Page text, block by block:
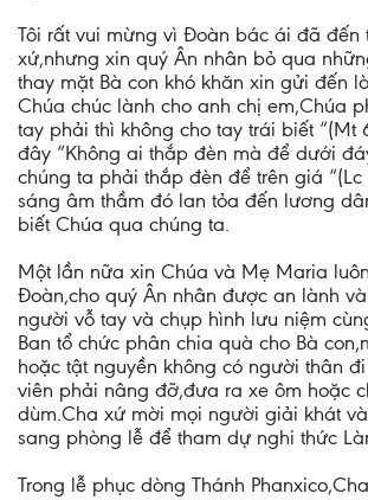
Tôi rất vui mừng vì Đoàn bác ái đã đến
xứ,nhưng xin quý Ân nhân bỏ qua
thay mặt Bà con khó khăn xin gửi đến
Chúa chúc lành cho anh chị em,Chúa
tay phải thì không cho tay trái biết “(Mt
đây “Không ai thắp đèn mà để dưới
chúng ta phải thắp đèn để trên giá “(Lc
sáng âm thầm đó lan tỏa đến lương
biết Chúa qua chúng ta.
Một lần nữa xin Chúa và Mẹ Maria
Đoàn,cho quý Ân nhân được an lành
người vỗ tay và chụp hình lưu niệm
Ban tổ chức phân chia quà cho Bà
hoặc tật nguyền không có người thân
viên phải nâng đỡ,đưa ra xe ôm hoặc
dùm.Cha xứ mời mọi người giải khát
sang phòng lễ để tham dự nghi thức
Trong lễ phục dòng Thánh